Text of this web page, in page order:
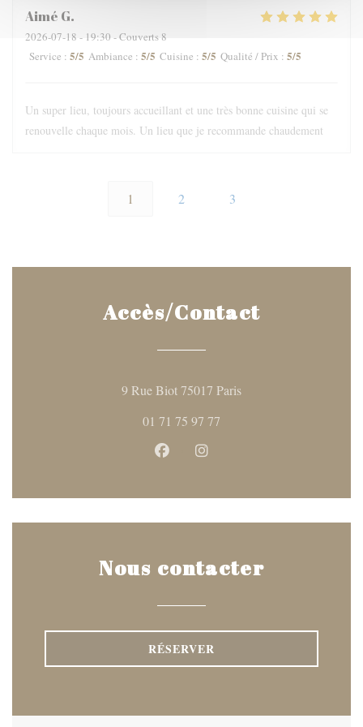
Aimé G
2026-07-18 - 19:30 - Couverts 8
Service : 5/5 Ambiance : 5/5 Cuisine : 5/5 Qualité / Prix : 5/5
Un super lieu, toujours accueillant et une très bonne cuisine qui se
renouvelle chaque mois. Un lieu que je recommande chaudement
1 2 3
Accès/Contact
9 Rue Biot 75017 Paris((ouvre une nouvelle
01 71 75 97 77
Facebook ((ouvre une nouvelle
Instagram ((ouvre une
Nous contacter
RÉSERVER